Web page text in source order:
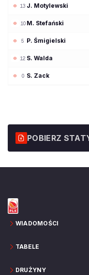
13 J Motylewski
10 M Stefański
5 P Śmigielski
12 S Walda
0 S Zack
POBIERZ
WIADOMOŚCI
TABELE
DRUŻYNY